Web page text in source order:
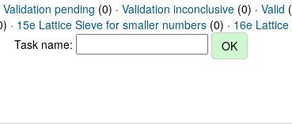
Validation pending (0) · Validation inconclusive(0) · Valid
· 15e Lattice Sieve for smaller numbers (0) · 16e
Task name: